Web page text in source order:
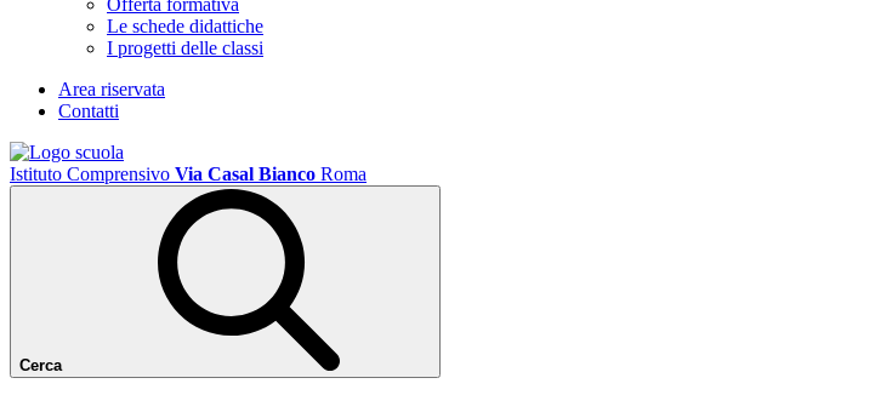
Le schede didattiche
I progetti delle classi
Area riservata
Contatti
Istituto Comprensivo Via Casal Bianco Roma
Cerca